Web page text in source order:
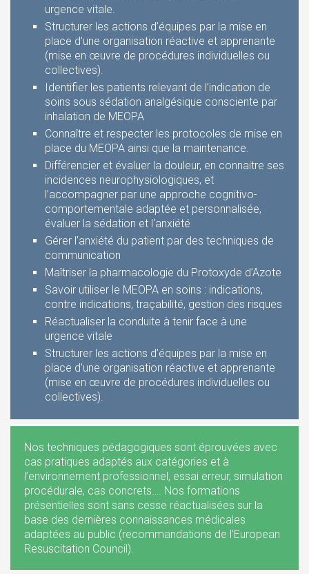
urgence vitale.
Structurer les actions d’équipes par la mise en
place d’une organisation réactive et apprenante
(mise en œuvre de procédures individuelles ou
collectives).
Identifier les patients relevant de l’indication de
soins sous sédation analgésique consciente par
inhalation de MEOPA
Connaître et respecter les protocoles de mise en
place du MEOPA ainsi que la maintenance.
Différencier et évaluer la douleur, en connaitre ses
incidences neurophysiologiques, et
l’accompagner par une approche cognitivo-
comportementale adaptée et personnalisée,
évaluer la sédation et l‘anxiété
Gérer l’anxiété du patient par des techniques de
communication
Maîtriser la pharmacologie du Protoxyde d’Azote
Savoir utiliser le MEOPA en soins : indications,
contre indications, traçabilité, gestion des risques
Réactualiser la conduite à tenir face à une
urgence vitale
Structurer les actions d’équipes par la mise en
place d’une organisation réactive et apprenante
(mise en œuvre de procédures individuelles ou
collectives).
Nos techniques pédagogiques sont éprouvées avec
cas pratiques adaptés aux catégories et à
l’environnement professionnel, essai erreur, simulation
procédurale, cas concrets…. Nos formations
présentielles sont sans cesse réactualisées sur la
base des dernières connaissances médicales
adaptées au public (recommandations de l’European
Resuscitation Council).